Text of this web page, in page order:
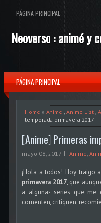
PÁGINA PRINCIPAL
Neoverso : animé y
PÁGINA PRINCIPAL
Home » Anime , Anime List ,
temporada primavera 2017
[Anime] Primeras
mayo 08, 2017 Anime,
¡Hola a todos! Hoy traigo
primavera 2017, que
a algunas series que me
comenten, critiquen,